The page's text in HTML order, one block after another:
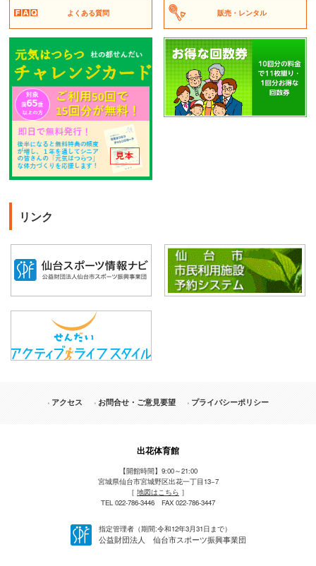
よくある質問 販売・レンタル
リンク
アクセス お問合せ・ご意見要望 プライバシーポリシー
出花体育館
【開館時間】9:00～21:00
宮城県仙台市宮城野区出花一丁目13−7
［ 地図はこちら ］
TEL 022-786-3446 FAX 022-786-3447
指定管理者（期間:令和12年3月31日まで）
公益財団法人 仙台市スポーツ振興事業団